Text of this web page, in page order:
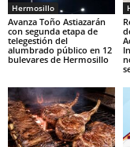
Hermosillo
Avanza Toño Astiazarán
con segunda etapa de
telegestión del
alumbrado público en 12
bulevares de Hermosillo